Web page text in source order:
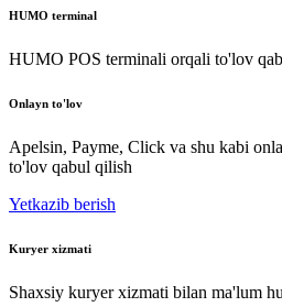
HUMO terminal
HUMO POS terminali orqali to'lov
Onlayn to'lov
Apelsin, Payme, Click va shu kabi
to'lov qabul qilish
Yetkazib berish
Kuryer xizmati
Shaxsiy kuryer xizmati bilan ma'lum